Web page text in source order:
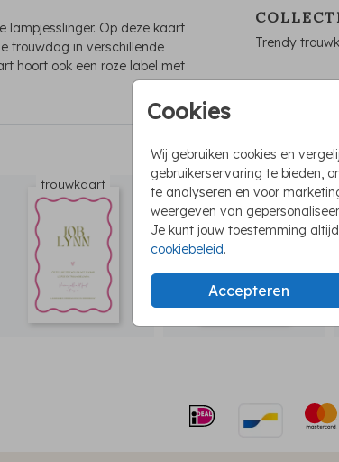
Cookies
Wij gebruiken cookies en
gebruikerservaring te bieden,
te analyseren en voor
weergeven van
Je kunt jouw toestemming
cookiebeleid.
Accepteren
lampjesslinger. Op deze kaart
trouwdag in verschillende
hoort ook een roze label met
Trendy
trouwkaart trouwkaart